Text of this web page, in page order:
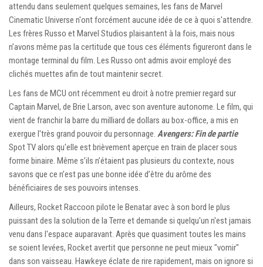
attendu dans seulement quelques semaines, les fans de Marvel
Cinematic Universe n'ont forcément aucune idée de ce à quoi s'attendre.
Les frères Russo et Marvel Studios plaisantent à la fois, mais nous
n’avons même pas la certitude que tous ces éléments figureront dans le
montage terminal du film. Les Russo ont admis avoir employé des
clichés muettes afin de tout maintenir secret.
Les fans de MCU ont récemment eu droit à notre premier regard sur
Captain Marvel, de Brie Larson, avec son aventure autonome. Le film, qui
vient de franchir la barre du milliard de dollars au box-office, a mis en
exergue l'très grand pouvoir du personnage. Avengers: Fin de partie
Spot TV alors qu'elle est brièvement aperçue en train de placer sous
forme binaire. Même s’ils n’étaient pas plusieurs du contexte, nous
savons que ce n’est pas une bonne idée d’être du arôme des
bénéficiaires de ses pouvoirs intenses.
Ailleurs, Rocket Raccoon pilote le Benatar avec à son bord le plus
puissant des la solution de la Terre et demande si quelqu'un n'est jamais
venu dans l'espace auparavant. Après que quasiment toutes les mains
se soient levées, Rocket avertit que personne ne peut mieux "vomir"
dans son vaisseau. Hawkeye éclate de rire rapidement, mais on ignore si